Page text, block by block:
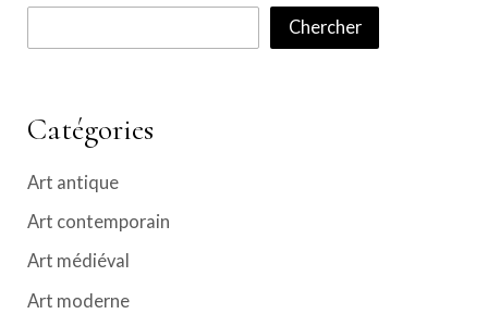
Chercher
Catégories
Art antique
Art contemporain
Art médiéval
Art moderne